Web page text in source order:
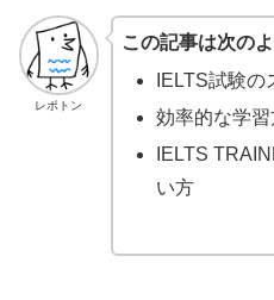
レポトン
この記事は次の
IELTS試験
効率的な学
IELTS
い方